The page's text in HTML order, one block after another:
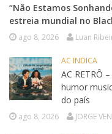
“Não Estamos
estreia mundial no
ago 8, 2026 Luan
AC INDICA
AC RETRÔ
humor
do país
ago 8, 2026 JORGE